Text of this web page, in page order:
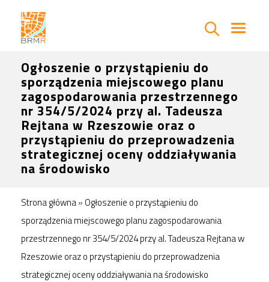
Ogłoszenie o przystąpieniu do
sporządzenia miejscowego planu
zagospodarowania przestrzennego
nr 354/5/2024 przy al. Tadeusza
Rejtana w Rzeszowie oraz o
przystąpieniu do przeprowadzenia
strategicznej oceny oddziaływania
na środowisko
Strona główna» Ogłoszenie o przystąpieniu do
sporządzenia miejscowego planu zagospodarowania
przestrzennego nr 354/5/2024 przy al. Tadeusza Rejtana w
Rzeszowie oraz o przystąpieniu do przeprowadzenia
strategicznej oceny oddziaływania na środowisko